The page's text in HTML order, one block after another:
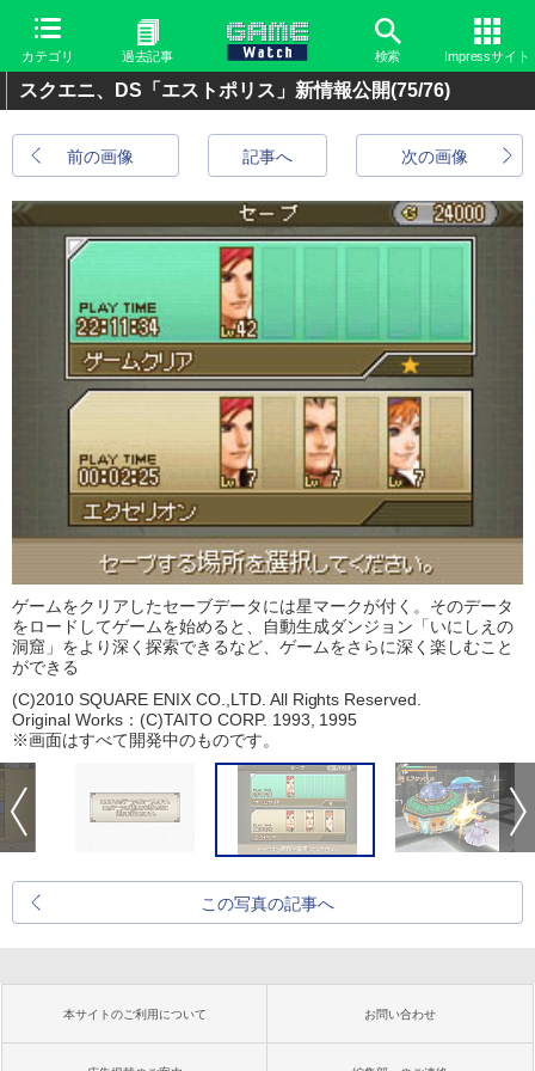
カテゴリ 過去記事 検索 Impressサイト
スクエニ、DS「エストポリス」新情報公開(75/76)
前の画像 次の画像
記事へ
ゲームをクリアしたセーブデータには星マークが付く。そのデータ
をロードしてゲームを始めると、自動生成ダンジョン「いにしえの
洞窟」をより深く探索できるなど、ゲームをさらに深く楽しむこと
ができる
(C)2010 SQUARE ENIX CO.,LTD. All Rights Reserved.
Original Works：(C)TAITO CORP. 1993, 1995
※画面はすべて開発中のものです。
この写真の記事へ
本サイトのご利用について お問い合わせ